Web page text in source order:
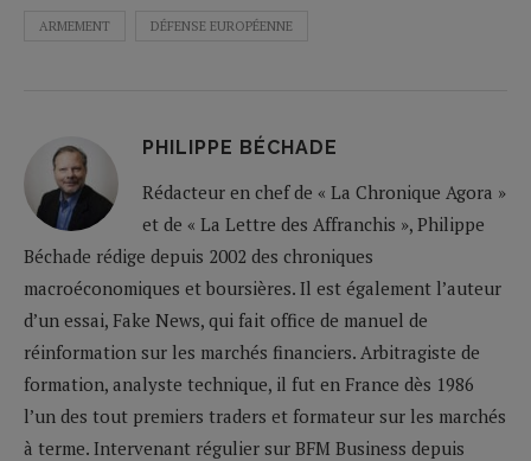
ARMEMENT DÉFENSE EUROPÉENNE
PHILIPPE BÉCHADE
Rédacteur en chef de « La Chronique Agora »
et de « La Lettre des Affranchis », Philippe
Béchade rédige depuis 2002 des chroniques
macroéconomiques et boursières. Il est également l’auteur
d’un essai, Fake News, qui fait office de manuel de
réinformation sur les marchés financiers. Arbitragiste de
formation, analyste technique, il fut en France dès 1986
l’un des tout premiers traders et formateur sur les marchés
à terme. Intervenant régulier sur BFM Business depuis